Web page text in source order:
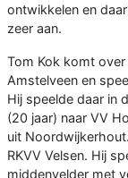
ontwikkelen en
zeer aan.
Tom Kok komt over
Amstelveen en
Hij speelde daar in
(20 jaar) naar VV
uit
RKVV Velsen. Hij
middenvelder met